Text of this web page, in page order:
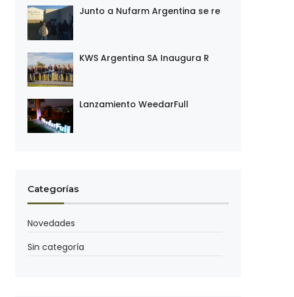
Junto a Nufarm Argentina se re
KWS Argentina SA Inaugura R
Lanzamiento WeedarFull
Categorías
Novedades
Sin categoría